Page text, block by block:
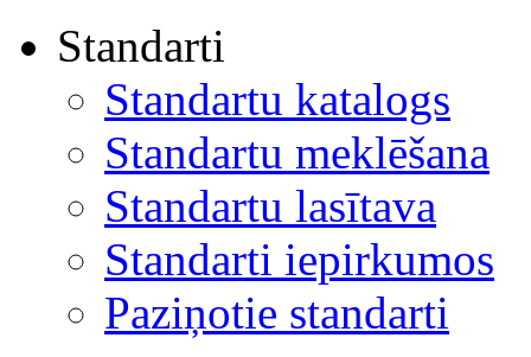
Standarti
Standartu katalogs
Standartu meklēšana
Standartu lasītava
Standarti iepirkumos
Paziņotie standarti